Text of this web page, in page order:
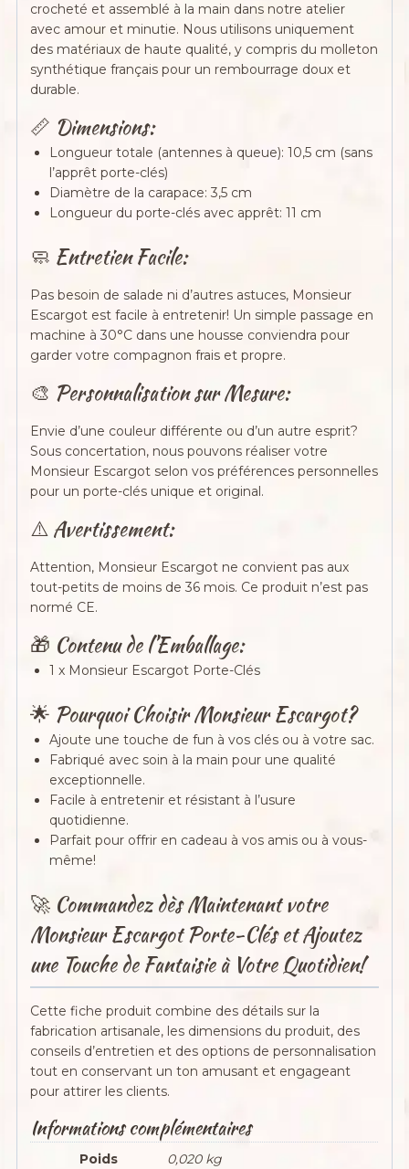
crocheté et assemblé à la main dans notre atelier
avec amour et minutie. Nous utilisons uniquement
des matériaux de haute qualité, y compris du molleton
synthétique français pour un rembourrage doux et
durable.
📏 Dimensions:
Longueur totale (antennes à queue): 10,5 cm (sans
l’apprêt porte-clés)
Diamètre de la carapace: 3,5 cm
Longueur du porte-clés avec apprêt: 11 cm
🧼 Entretien Facile:
Pas besoin de salade ni d’autres astuces, Monsieur
Escargot est facile à entretenir! Un simple passage en
machine à 30°C dans une housse conviendra pour
garder votre compagnon frais et propre.
🎨 Personnalisation sur Mesure:
Envie d’une couleur différente ou d’un autre esprit?
Sous concertation, nous pouvons réaliser votre
Monsieur Escargot selon vos préférences personnelles
pour un porte-clés unique et original.
⚠️ Avertissement:
Attention, Monsieur Escargot ne convient pas aux
tout-petits de moins de 36 mois. Ce produit n’est pas
normé CE.
🎁 Contenu de l’Emballage:
1 x Monsieur Escargot Porte-Clés
🌟 Pourquoi Choisir Monsieur Escargot?
Ajoute une touche de fun à vos clés ou à votre sac.
Fabriqué avec soin à la main pour une qualité
exceptionnelle.
Facile à entretenir et résistant à l’usure
quotidienne.
Parfait pour offrir en cadeau à vos amis ou à vous-
même!
🚀 Commandez dès Maintenant votre
Monsieur Escargot Porte-Clés et Ajoutez
une Touche de Fantaisie à Votre Quotidien!
Cette fiche produit combine des détails sur la
fabrication artisanale, les dimensions du produit, des
conseils d’entretien et des options de personnalisation
tout en conservant un ton amusant et engageant
pour attirer les clients.
Informations complémentaires
Poids 0,020 kg